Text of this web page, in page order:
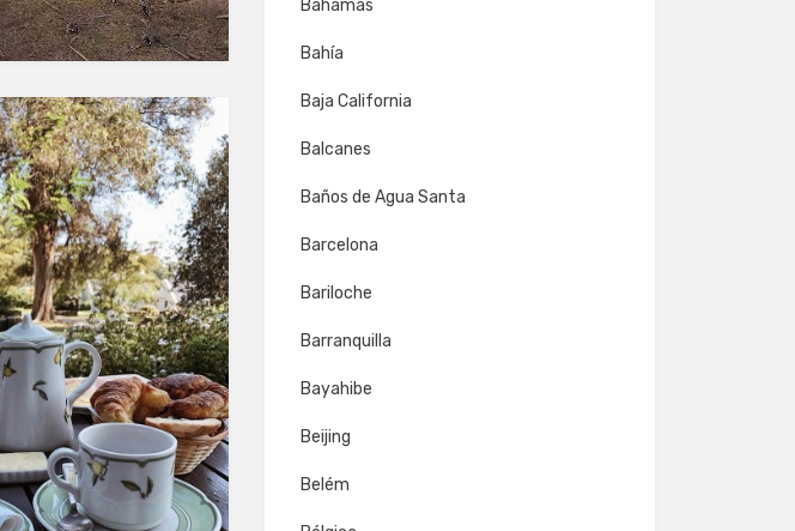
Bahamas
Bahía
Baja California
Balcanes
Baños de Agua Santa
Barcelona
Bariloche
Barranquilla
Bayahibe
Beijing
Belém